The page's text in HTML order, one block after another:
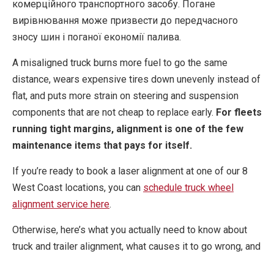
комерційного транспортного засобу. Погане
вирівнювання може призвести до передчасного
зносу шин і поганої економії палива.
A misaligned truck burns more fuel to go the same
distance, wears expensive tires down unevenly instead of
flat, and puts more strain on steering and suspension
components that are not cheap to replace early. For fleets
running tight margins, alignment is one of the few
maintenance items that pays for itself.
If you’re ready to book a laser alignment at one of our 8
West Coast locations, you can schedule truck wheel
alignment service here.
Otherwise, here’s what you actually need to know about
truck and trailer alignment, what causes it to go wrong, and